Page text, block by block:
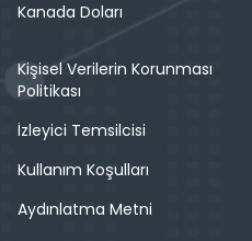
Kanada Doları
Kişisel Verilerin Korunması
Politikası
İzleyici Temsilcisi
Kullanım Koşulları
Aydınlatma Metni